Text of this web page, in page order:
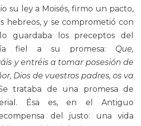
su ley a Moisés, firmo un pacto,
hebreos, y se comprometió con
guardaba los preceptos del
fiel a su promesa: Que,
y entréis a tomar posesión de
Dios de vuestros padres, os va
trataba de una promesa de
Ésa es, en el Antiguo
del justo: una vida